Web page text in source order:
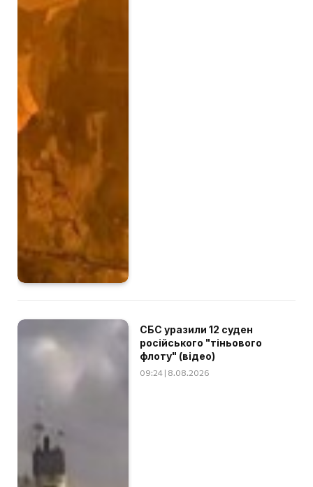
СБС уразили 12 суден
російського "тіньового
флоту" (відео)
09:24 | 8.08.2026